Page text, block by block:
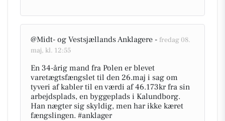
@Midt- og Vestsjællands Anklagere - fredag 08.
maj, kl. 12:55
En 34-årig mand fra Polen er blevet
varetægtsfængslet til den 26.maj i sag om
tyveri af kabler til en værdi af 46.173kr fra sin
arbejdsplads, en byggeplads i Kalundborg.
Han nægter sig skyldig, men har ikke kæret
fængslingen. #anklager